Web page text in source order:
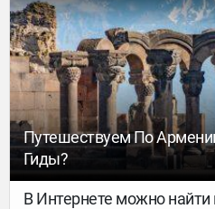
чистый горный воздух.
найдете, что посмотреть
получение армянского
небольшого срока…
Путешествуем По
Гиды?
В Интернете можно